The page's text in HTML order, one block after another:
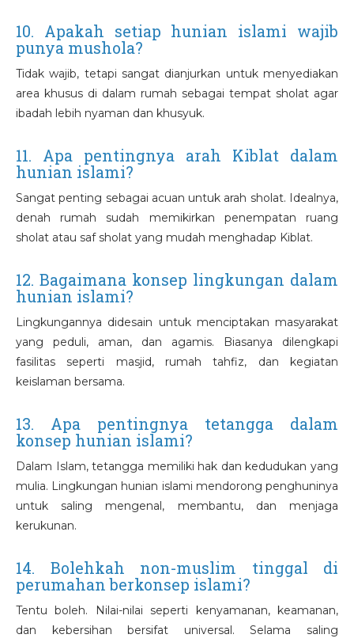
10. Apakah setiap hunian islami wajib
punya mushola?
Tidak wajib, tetapi sangat dianjurkan untuk menyediakan
area khusus di dalam rumah sebagai tempat sholat agar
ibadah lebih nyaman dan khusyuk.
11. Apa pentingnya arah Kiblat dalam
hunian islami?
Sangat penting sebagai acuan untuk arah sholat. Idealnya,
denah rumah sudah memikirkan penempatan ruang
sholat atau saf sholat yang mudah menghadap Kiblat.
12. Bagaimana konsep lingkungan dalam
hunian islami?
Lingkungannya didesain untuk menciptakan masyarakat
yang peduli, aman, dan agamis. Biasanya dilengkapi
fasilitas seperti masjid, rumah tahfiz, dan kegiatan
keislaman bersama.
13. Apa pentingnya tetangga dalam
konsep hunian islami?
Dalam Islam, tetangga memiliki hak dan kedudukan yang
mulia. Lingkungan hunian islami mendorong penghuninya
untuk saling mengenal, membantu, dan menjaga
kerukunan.
14. Bolehkah non-muslim tinggal di
perumahan berkonsep islami?
Tentu boleh. Nilai-nilai seperti kenyamanan, keamanan,
dan kebersihan bersifat universal. Selama saling